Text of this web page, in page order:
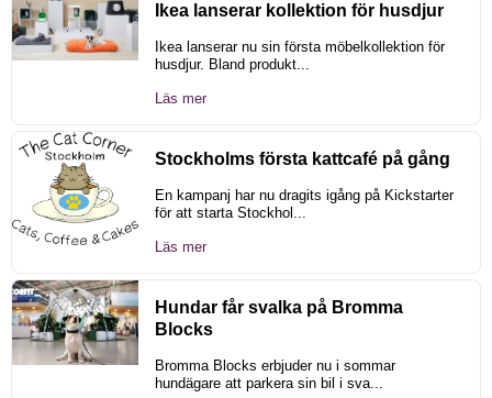
Ikea lanserar kollektion för husdjur
Ikea lanserar nu sin första möbelkollektion för
husdjur. Bland produkt...
Läs mer
Stockholms första kattcafé på gång
En kampanj har nu dragits igång på Kickstarter
för att starta Stockhol...
Läs mer
Hundar får svalka på Bromma
Blocks
Bromma Blocks erbjuder nu i sommar
hundägare att parkera sin bil i sva...